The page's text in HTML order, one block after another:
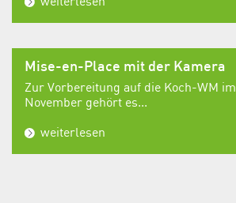
Mise-en-Place mit der Kamera
Zur Vorbereitung auf die Koch-WM im
November gehört es...
weiterlesen